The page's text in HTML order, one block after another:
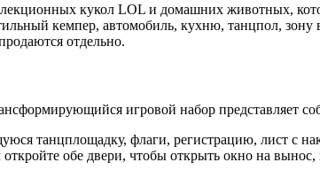
кукол LOL и домашних животных,
кемпер, автомобиль, кухню, танцпол,
отдельно.
игровой набор представляет
танцплощадку, флаги, регистрацию, лист с
обе двери, чтобы открыть окно на вынос,